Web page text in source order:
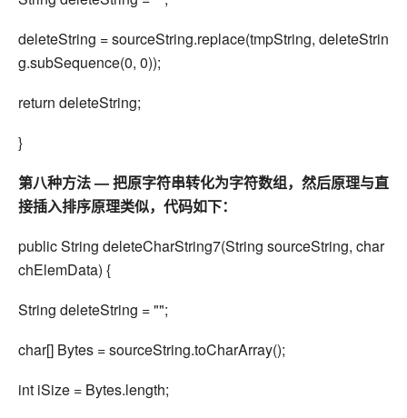
deleteString = sourceString.replace(tmpString, deleteStrin
g.subSequence(0, 0));
return deleteString;
}
第八种方法 — 把原字符串转化为字符数组，然后原理与直
接插入排序原理类似，代码如下：
public String deleteCharString7(String sourceString, char
chElemData) {
String deleteString = "";
char[] Bytes = sourceString.toCharArray();
int iSize = Bytes.length;